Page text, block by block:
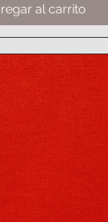
al carrito